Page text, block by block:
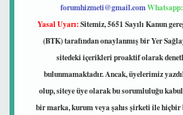
forumhizmeti@gmail.com
Yasal Uyarı:Sitemiz, 5651 Sayılı Kanun
(BTK) tarafından onaylanmış bir Yer
sitedeki içerikleri proaktif olarak
bulunmamaktadır. Ancak, üyelerimiz
olup, siteye üye olarak bu sorumluluğu
bir marka, kurum veya şahıs şirketi ile hiçbir